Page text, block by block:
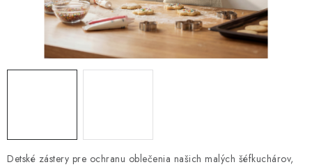
Platba a doprava
Reklamačný poriadok
Všeobecné obchodné podmienky
Ako využíváme cookies
Ochrana osobných údajov
Odstúpenie od zmluvy
Detské zástery pre ochranu oblečenia našich malých šéfkuchárov,